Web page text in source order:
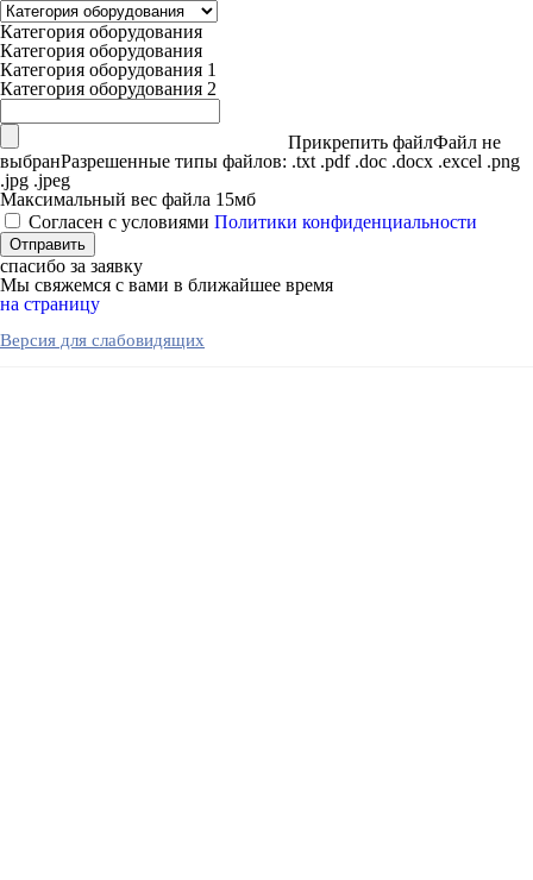
Категория оборудования
Категория оборудования
Категория оборудования 1
Категория оборудования 2
Прикрепить файлФайл не
выбранРазрешенные типы файлов: .txt .pdf .doc .docx .excel .png
.jpg .jpeg
Максимальный вес файла 15мб
Согласен с условиями Политики конфиденциальности
спасибо за заявку
Мы свяжемся с вами в ближайшее время
на страницу
Версия для слабовидящих